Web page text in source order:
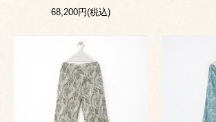
68,200円(税込)